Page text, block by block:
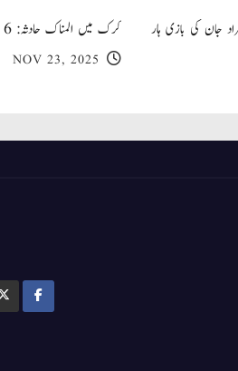
گھر کی چھت گرنے کا سانحہ: 5 افراد جان کی بازی ہار
کرک میں المناک حادثہ: 6 افراد جاں بحق، متعدد زخمی
NOV 23, 2025